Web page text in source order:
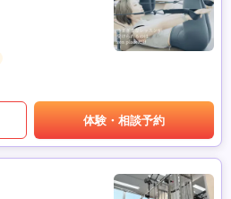
体験・相談予約